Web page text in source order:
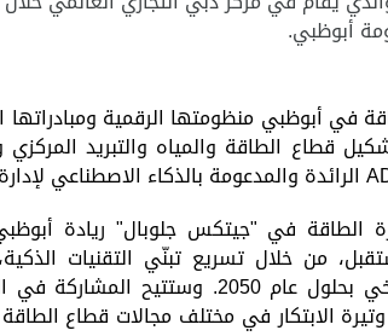
أبوظبي.
في أبوظبي منظومتها الرقمية ومبادراتها
قطاع الطاقة والمياه والتبريد المركزي
الرائدة والمدعومة بالذكاء الاصطناعي
الطاقة في "جيتكس جلوبال" ريادة
من خلال تسريع تبنّي التقنيات
لتحقيق الحياد المناخي بحلول عام
الابتكار في مختلف مجالات قطاع الطاقة